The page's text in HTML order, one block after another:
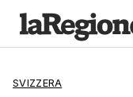
SVIZZERA